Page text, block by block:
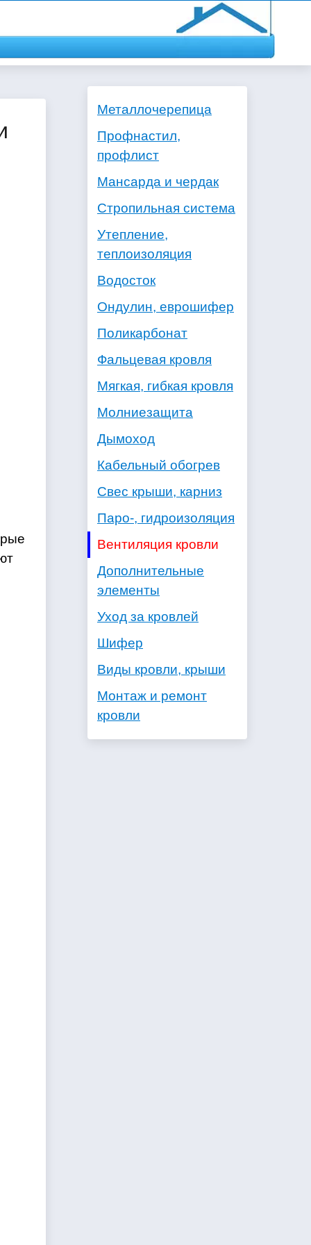
Металлочерепица
Профнастил,
профлист
Мансарда и чердак
Стропильная система
Утепление,
теплоизоляция
Водосток
Ондулин, еврошифер
Поликарбонат
Фальцевая кровля
Мягкая, гибкая кровля
Молниезащита
Дымоход
Кабельный обогрев
Свес крыши, карниз
Паро-, гидроизоляция
Вентиляция кровли
Дополнительные
элементы
Уход за кровлей
Шифер
Виды кровли, крыши
Монтаж и ремонт
кровли